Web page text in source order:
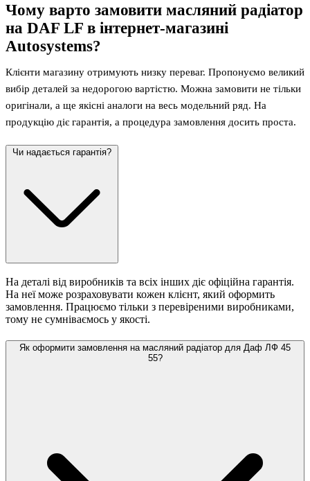
Чому варто замовити масляний радіатор
на DAF LF в інтернет-магазині
Autosystems?
Клієнти магазину отримують низку переваг. Пропонуємо великий
вибір деталей за недорогою вартістю. Можна замовити не тільки
оригінали, а ще якісні аналоги на весь модельний ряд. На
продукцію діє гарантія, а процедура замовлення досить проста.
Чи надається гарантія?
На деталі від виробників та всіх інших діє офіційна гарантія.
На неї може розраховувати кожен клієнт, який оформить
замовлення. Працюємо тільки з перевіреними виробниками,
тому не сумніваємось у якості.
Як оформити замовлення на масляний радіатор для Даф ЛФ 45
55?